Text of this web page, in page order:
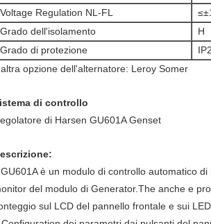
Voltage Regulation NL-FL
Grado dell'isolamento
H
Grado di protezione
opzione dell'alternatore: Leroy Somer
di controllo
di Harsen GU601A Genset
è un modulo di controllo automatico
del modulo di Generator.The anche e
sul LCD del pannello frontale e sui LED.